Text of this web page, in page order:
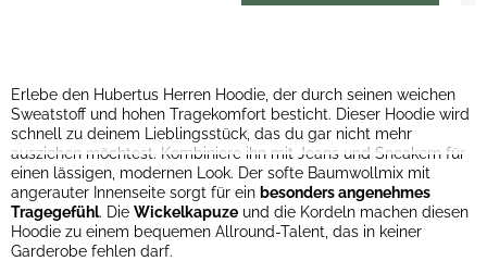
Erlebe den Hubertus Herren Hoodie, der durch seinen weichen
Sweatstoff und hohen Tragekomfort besticht. Dieser Hoodie wird
schnell zu deinem Lieblingsstück, das du gar nicht mehr
ausziehen möchtest. Kombiniere ihn mit Jeans und Sneakern für
einen lässigen, modernen Look. Der softe Baumwollmix mit
angerauter Innenseite sorgt für ein besonders angenehmes
Tragegefühl. Die Wickelkapuze und die Kordeln machen diesen
Hoodie zu einem bequemen Allround-Talent, das in keiner
Garderobe fehlen darf.